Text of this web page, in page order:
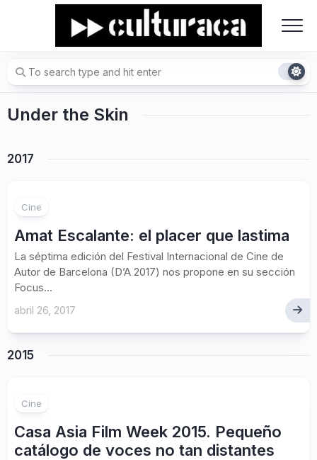
Under the Skin
2017
Cine
Amat Escalante: el placer que lastima
La séptima edición del Festival Internacional de Cine de
Autor de Barcelona (D’A 2017) nos propone en su sección
Focus...
abril 26, 2017
2015
Cine
Casa Asia Film Week 2015. Pequeño
catálogo de voces no tan distantes